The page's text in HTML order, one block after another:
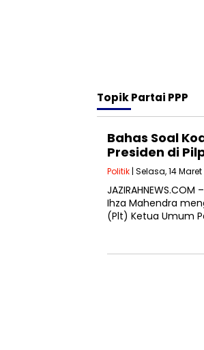
TopikPartai PPP
Bahas Soal
Presiden di
Politik | Selasa, 14
Ihza Mahendra
(Plt) Ketua Umum